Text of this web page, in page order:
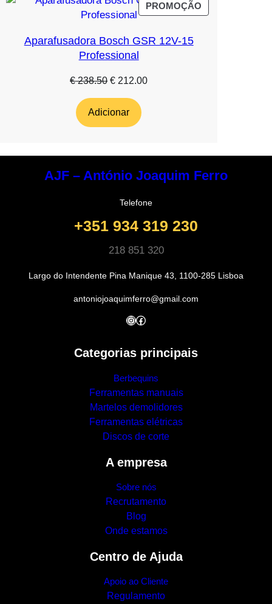
PROMOÇÃO
Aparafusadora Bosch GSR 12V-15
Professional
€238.50 O
original
€ 212.00O
Adicionar
AJF – António Joaquim Ferro
Telefone
+351 934 319 230
218 851 320
Largo do Intendente Pina Manique 43, 1100-285 Lisboa
antoniojoaquimferro@gmail.com
InstagramFacebook
Categorias principais
Berbequins
Ferramentas manuais
Martelos demolidores
Ferramentas elétricas
Discos de corte
A empresa
Sobre nós
Recrutamento
Blog
Onde estamos
Centro de Ajuda
Apoio ao Cliente
Regulamento